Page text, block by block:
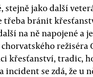
stejně jako další
třeba bránit
na ně napojené a
režiséra
křesťanství, tradic,
incident se zdá, že u